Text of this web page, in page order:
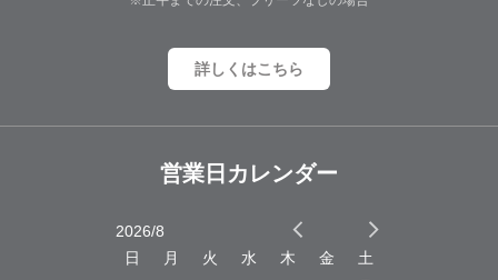
詳しくはこちら
営業日カレンダー
2026/8
日
月 火 水 木 金
土